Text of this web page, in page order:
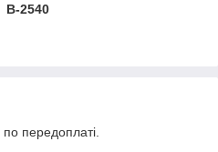
В-2540
по передоплаті.